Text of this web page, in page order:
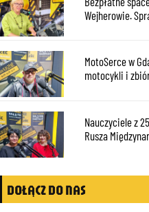
Wejherowie.
MotoSerce w
motocykli i
Nauczyciele z
Rusza
DOŁĄCZ DO NAS